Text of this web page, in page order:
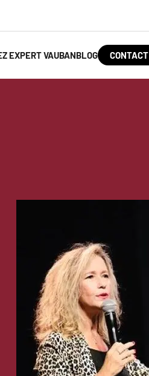
EXPERT VAUBANBLOG
Contact
Menu
CONTACT